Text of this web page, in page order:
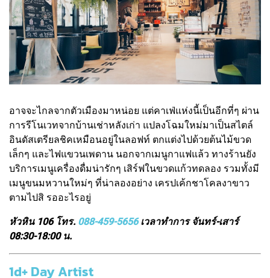
อาจจะไกลจากตัวเมืองมาหน่อย แต่คาเฟ่แห่งนี้เป็นอีกที่ๆ ผ่าน
การรีโนเวทจากบ้านเช่าหลังเก่า แปลงโฉมใหม่มาเป็นสไตล์
อินดัสเตรียลชิคเหมือนอยู่ในลอฟท์ ตกแต่งไปด้วยต้นไม้ขวด
เล็กๆ และไฟแขวนเพดาน นอกจากเมนูกาแฟแล้ว ทางร้านยัง
บริการเมนูเครื่องดื่มน่ารักๆ เสิร์ฟในขวดแก้วทดลอง รวมทั้งมี
เมนูขนมหวานใหม่ๆ ที่น่าลองอย่าง เครปเค้กชาโคลงาขาว
ตามไปสิ รออะไรอยู่
หัวหิน 106 โทร. 088-459-5656เวลาทำการ จันทร์-เสาร์
08:30-18:00 น.
1d+ Day Artist